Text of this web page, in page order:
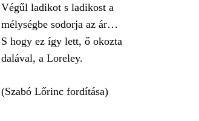
Végűl ladikot s ladikost a
mélységbe sodorja az ár…
S hogy ez így lett, ő okozta
dalával, a Loreley.
(Szabó Lőrinc fordítása)